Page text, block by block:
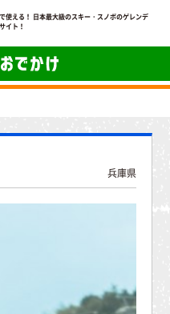
使える！ 日本最大級のスキー・スノボのゲレンデ
イト！
兵庫県